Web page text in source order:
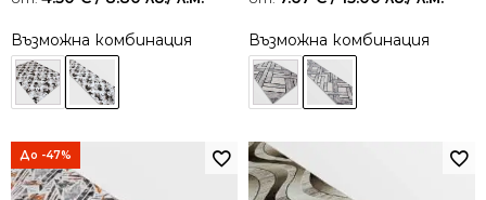
Възможна комбинация Възможна комбинация
До -47%